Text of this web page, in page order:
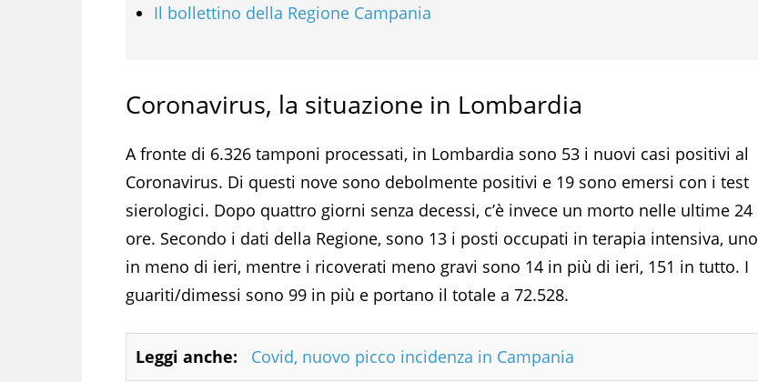
Il bollettino della Regione Campania
Coronavirus, la situazione in Lombardia
A fronte di 6.326 tamponi processati, in Lombardia sono 53 i nuovi casi positivi al
Coronavirus. Di questi nove sono debolmente positivi e 19 sono emersi con i test
sierologici. Dopo quattro giorni senza decessi, c’è invece un morto nelle ultime 24
ore. Secondo i dati della Regione, sono 13 i posti occupati in terapia intensiva, uno
in meno di ieri, mentre i ricoverati meno gravi sono 14 in più di ieri, 151 in tutto. I
guariti/dimessi sono 99 in più e portano il totale a 72.528.
Leggi anche: Covid, nuovo picco incidenza in Campania